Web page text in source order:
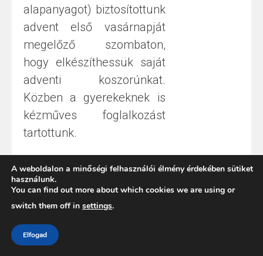
alapanyagot) biztosítottunk
advent első vasárnapját
megelőző szombaton,
hogy elkészíthessük saját
adventi koszorúnkat.
Közben a gyerekeknek is
kézműves foglalkozást
tartottunk.
vasárnapi megemlékezés
2023. november 15. – Kitekintő
programsorozat első alkalma
A Kitekintő
meghívott szakértők
A weboldalon a minőségi felhasználói élmény érdekében sütiket
használunk.
You can find out more about which cookies we are using or
switch them off in settings.
Elfogad